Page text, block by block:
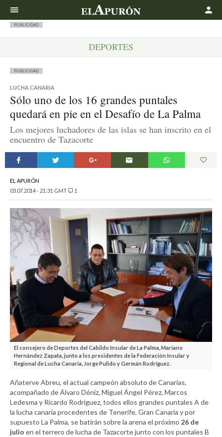
PUBLICIDAD
DEPORTES
PUBLICIDAD
LUCHA CANARIA
Sólo uno de los 16 grandes puntales
quedará en pie en el Desafío de La Palma
Los mejores luchadores de las islas se han inscrito en el
encuentro de Tazacorte
EL APURÓN
03.07.2014 - 21:31 GMT
1
El consejero de Deportes del Cabildo Insular de La Palma, Mariano
Hernández Zapata, junto a los presidentes de la Federación Insular y
Regional de Lucha Canaria, Jorge Pulido y Germán Rodríguez.
Añaterve Abreu, el actual campeón absoluto de Canarias,
acompañado de Álvaro Déniz, Miguel Ángel Pérez, Marcos
Ledesma y Ricardo Rodríguez, todos ellos grandes puntales A de
la lucha canaria procedentes de Tenerife, Gran Canaria y por
supuesto La Palma, se batirán sobre la arena el próximo 26 de
julio en el terrero de lucha de Tazacorte junto con los puntales B